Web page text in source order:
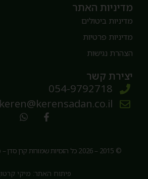
מדיניות האתר
מדיניות ביטולים
מדיניות פרטיות
הצהרת נגישות
יצירת קשר
054-9792718
keren@kerensadan.co.il
פיתוח האתר: מיקי קרטון